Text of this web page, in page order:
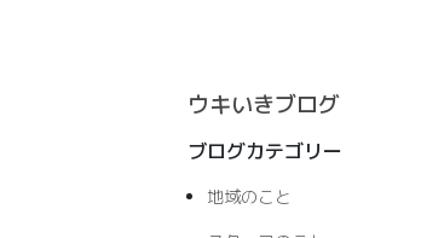
ウキいきブログ
ブログカテゴリー
地域のこと